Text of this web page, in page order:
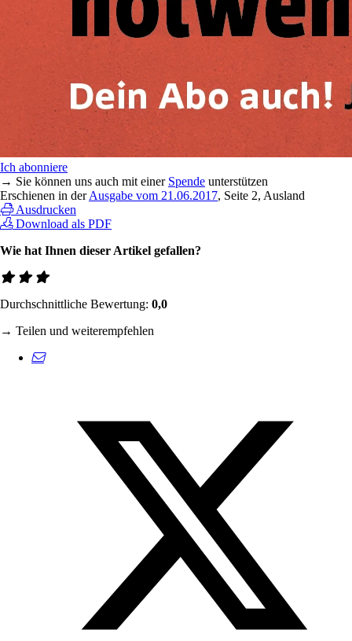
Ich abonniere
→ Sie können uns auch mit einer Spende unterstützen
Erschienen in derAusgabe vom 21.06.2017, Seite 2, Ausland
Ausdrucken
Download als PDF
Wie hat Ihnen dieser Artikel gefallen?
Durchschnittliche Bewertung: 0,0
→ Teilen und weiterempfehlen